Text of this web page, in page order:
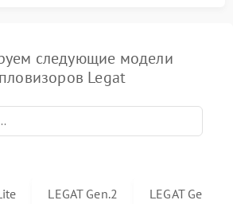
следующие модели
Legat
LEGAT Gen.2 LEGAT Gen.2